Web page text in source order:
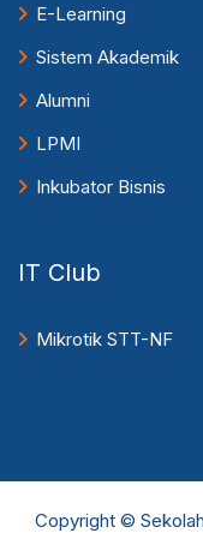
E-Learning
Sistem Akademik
Alumni
LPMI
Inkubator Bisnis
IT Club
Mikrotik STT-NF
Copyright ©